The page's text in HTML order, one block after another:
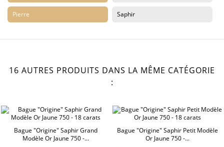
Pierre Saphir
16 AUTRES PRODUITS DANS LA MÊME CATÉGORIE
:
Bague "Origine" Saphir Grand
Modèle Or Jaune 750 -...
Bague "Origine" Saphir Petit Modèle
Or Jaune 750 -...